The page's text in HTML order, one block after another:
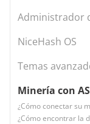
Administrador
NiceHash OS
Temas
Minería con
¿Cómo conectar su
¿Cómo encontrar la